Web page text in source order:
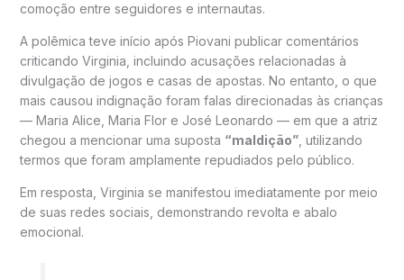
comoção entre seguidores e internautas.
A polêmica teve início após Piovani publicar comentários
criticando Virginia, incluindo acusações relacionadas à
divulgação de jogos e casas de apostas. No entanto, o que
mais causou indignação foram falas direcionadas às crianças
— Maria Alice, Maria Flor e José Leonardo — em que a atriz
chegou a mencionar uma suposta “maldição”, utilizando
termos que foram amplamente repudiados pelo público.
Em resposta, Virginia se manifestou imediatamente por meio
de suas redes sociais, demonstrando revolta e abalo
emocional.